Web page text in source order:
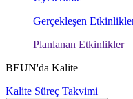
Gerçekleşen
Planlanan Etkinlikler
BEUN'da Kalite
Kalite Süreç Takvimi